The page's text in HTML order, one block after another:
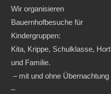
Wir organisieren
Bauernhofbesuche für
Kindergruppen:
Kita, Krippe, Schulklasse, Hort
und Familie.
– mit und ohne Übernachtung
–